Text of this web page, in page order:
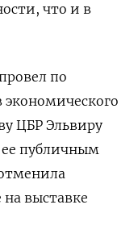
что и в
по
ЦБР Эльвиру
публичным
выставке